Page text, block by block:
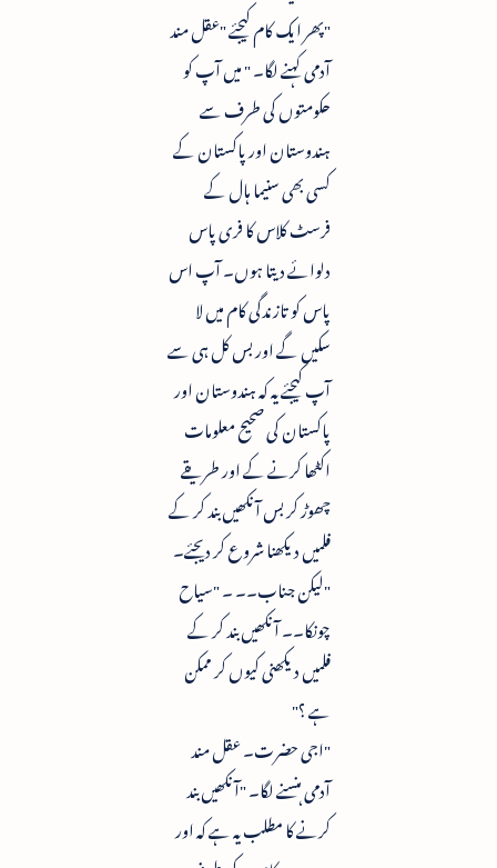
"پھر ایک کام کیجئے "عقل مند
آدمی کہنے لگا۔ " میں آپ کو
حکومتوں کی طرف سے
ہندوستان اور پاکستان کے
کسی بھی سنیما ہال کے
فرسٹ کلاس کا فری پاس
دلوائے دیتا ہوں۔ آپ اس
پاس کو تازندگی کام میں لا
سکیں گے اور بس کل ہی سے
آپ کیجئے یہ کہ ہندوستان اور
پاکستان کی صحیح معلومات
اکٹھا کرنے کے اور طریقے
چھوڑ کر بس آنکھیں بند کر کے
فلمیں دیکھنا شروع کر دیجئے۔
"لیکن جناب۔۔ ۔ "سیاح
چونکا۔۔ آنکھیں بند کر کے
فلمیں دیکھنی کیوں کر ممکن
ہے ؟"
"اجی حضرت۔ عقل مند
آدمی ہنسنے لگا۔ "آنکھیں بند
کرنے کا مطلب یہ ہے کہ اور